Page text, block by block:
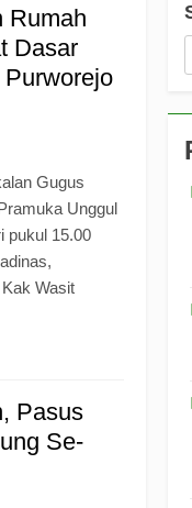
Generasi
Rumah
Dasar
Gugus
Unggul
pukul 15.00
Wasit
Pasus
Se-